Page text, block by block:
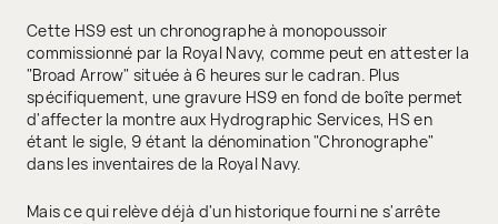
Cette HS9 est un chronographe à monopoussoir
commissionné par la Royal Navy, comme peut en attester la
"Broad Arrow" située à 6 heures sur le cadran. Plus
spécifiquement, une gravure HS9 en fond de boîte permet
d'affecter la montre aux Hydrographic Services, HS en
étant le sigle, 9 étant la dénomination "Chronographe"
dans les inventaires de la Royal Navy.
Mais ce qui relève déjà d'un historique fourni ne s'arrête